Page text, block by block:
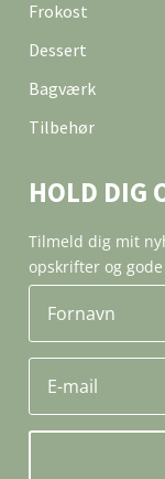
Frokost
Dessert
Bagværk
Tilbehør
HOLD DIG
Tilmeld dig mit
opskrifter og